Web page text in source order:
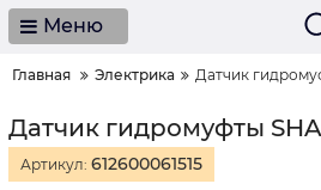
Меню
Главная Электрика Датчик
Датчик гидромуфты
Артикул: 612600061515